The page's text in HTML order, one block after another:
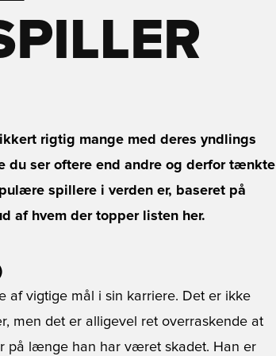
rigtig mange med deres yndlings
du ser oftere end andre og derfor tænkte
spillere i verden er, baseret på
af hvem der topper listen her.
af vigtige mål i sin karriere. Det er ikke
men det er alligevel ret overraskende at
på længe han har været skadet. Han er